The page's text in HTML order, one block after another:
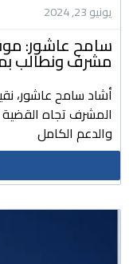
يونيو 23, 2024
سامح عاشور:
مشرف ونطالب
أشاد سامح عاشور،
المشرف تجاه القضية
والدعم الكامل